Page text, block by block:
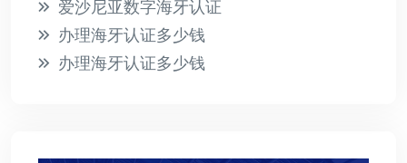
爱沙尼亚数字海牙认证
办理海牙认证多少钱
办理海牙认证多少钱